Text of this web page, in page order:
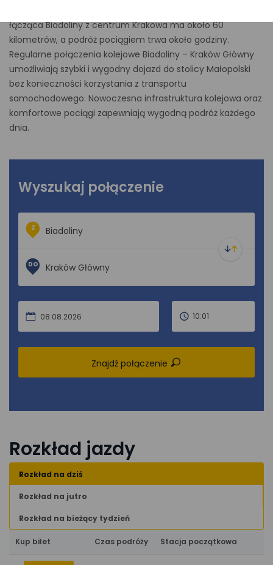
łącząca Biadoliny z centrum Krakowa ma około 60
kilometrów, a podróż pociągiem trwa około godziny.
Regularne połączenia kolejowe Biadoliny – Kraków Główny
umożliwiają szybki i wygodny dojazd do stolicy Małopolski
bez konieczności korzystania z transportu
samochodowego. Nowoczesna infrastruktura kolejowa oraz
komfortowe pociągi zapewniają wygodną podróż każdego
dnia.
Wyszukaj połączenie
Z
DO
08.08.2026 10:01
Znajdź połączenie
Rozkład jazdy
Rozkład na dziś
Rozkład na jutro
Rozkład na bieżący tydzień
Kup bilet Czas podróży Stacja początkowa